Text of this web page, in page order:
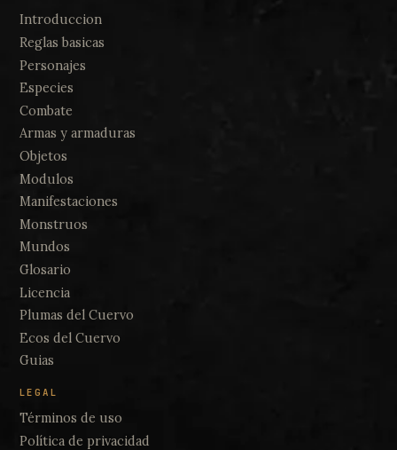
Introduccion
Reglas basicas
Personajes
Especies
Combate
Armas y armaduras
Objetos
Modulos
Manifestaciones
Monstruos
Mundos
Glosario
Licencia
Plumas del Cuervo
Ecos del Cuervo
Guias
LEGAL
Términos de uso
Política de privacidad